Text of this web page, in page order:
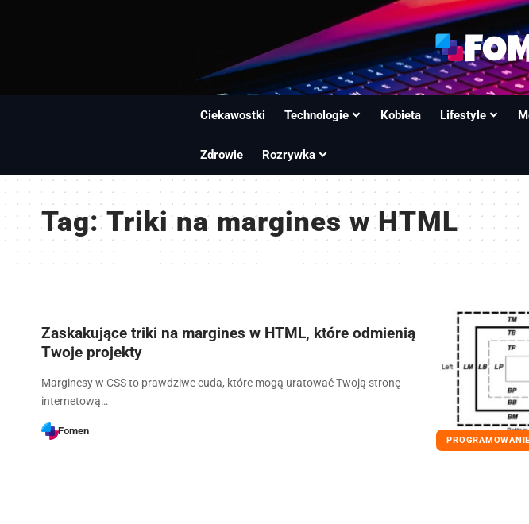
Ciekawostki Technologie Kobieta Lifestyle
Zdrowie Rozrywka
Tag:Triki na margines w HTML
PROGRAMOWANIE
Zaskakujące triki na margines w HTML, które odmienią
Twoje projekty
Marginesy w CSS to prawdziwe cuda, które mogą uratować Twoją stronę
internetową…
Fomen